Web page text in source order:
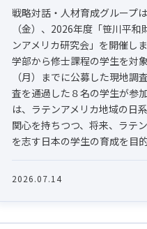
戦略対話・人材育成グループ
（金）、2026年度「笹川平
ンアメリカ研究会」を開催し
学部から修士課程の学生を対
（月）までに公募した現地調
査を通過した８名の学生が参
は、ラテンアメリカ地域の日
関心を持ちつつ、将来、ラテ
を志す日本の学生の育成を目
2026.07.14